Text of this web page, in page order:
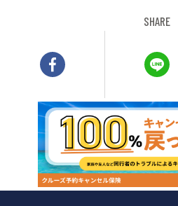
SHARE